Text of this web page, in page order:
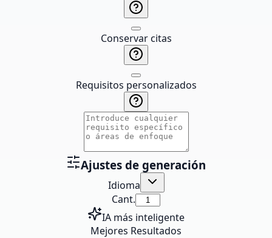
Conservar citas
Requisitos personalizados
Ajustes de generación
Idioma
Cant.
IA más inteligente
Mejores Resultados